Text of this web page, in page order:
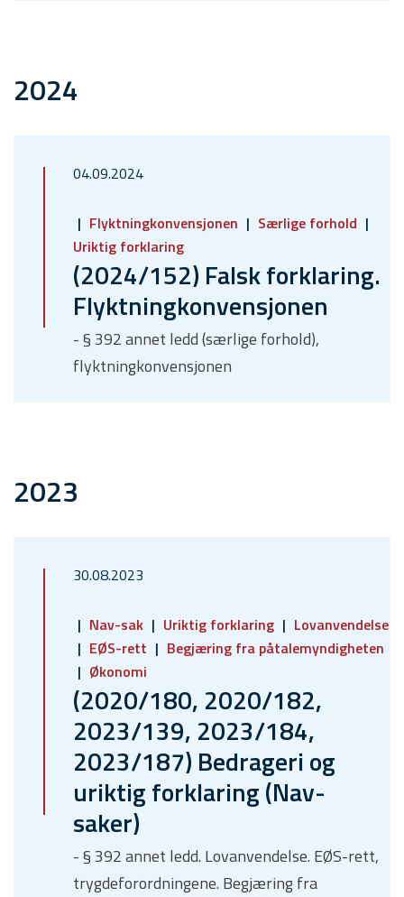
2024
04.09.2024
Flyktningkonvensjonen
Særlige forhold
Uriktig forklaring
(2024/152) Falsk forklaring.
Flyktningkonvensjonen
- § 392 annet ledd (særlige forhold),
flyktningkonvensjonen
2023
30.08.2023
Nav-sak Uriktig forklaring
Lovanvendelse
EØS-rett
Begjæring fra påtalemyndigheten
Økonomi
(2020/180, 2020/182,
2023/139, 2023/184,
2023/187) Bedrageri og
uriktig forklaring (Nav-
saker)
- § 392 annet ledd. Lovanvendelse. EØS-rett,
trygdeforordningene. Begjæring fra